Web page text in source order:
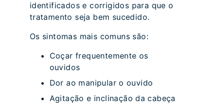
identificados e corrigidos para que o
tratamento seja bem sucedido.
Os sintomas mais comuns são:
Coçar frequentemente os
ouvidos
Dor ao manipular o ouvido
Agitação e inclinação da cabeça